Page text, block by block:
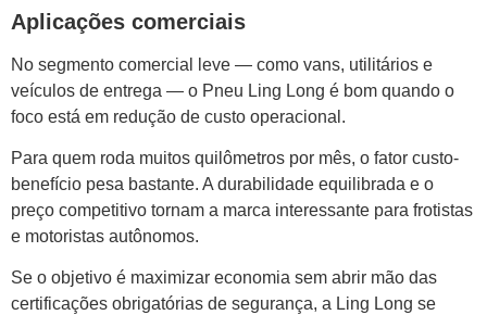
Aplicações comerciais
No segmento comercial leve — como vans, utilitários e
veículos de entrega — o Pneu Ling Long é bom quando o
foco está em redução de custo operacional.
Para quem roda muitos quilômetros por mês, o fator custo-
benefício pesa bastante. A durabilidade equilibrada e o
preço competitivo tornam a marca interessante para frotistas
e motoristas autônomos.
Se o objetivo é maximizar economia sem abrir mão das
certificações obrigatórias de segurança, a Ling Long se